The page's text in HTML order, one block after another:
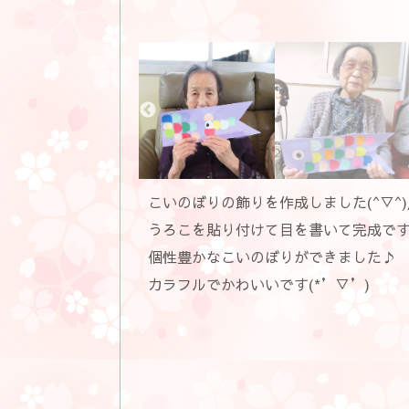
こいのぼりの飾りを作成しました
うろこを貼り付けて目を書いて完成で
個性豊かなこいのぼりができました♪
カラフルでかわいいです(*’▽’)